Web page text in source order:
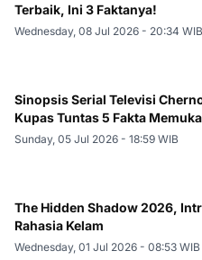
Terbaik, Ini 3 Faktanya!
Wednesday, 08 Jul 2026 - 20:34 WIB
Sinopsis Serial Televisi
Kupas Tuntas 5 Fakta
Sunday, 05 Jul 2026 - 18:59 WIB
The Hidden Shadow 2026,
Rahasia Kelam
Wednesday, 01 Jul 2026 - 08:53 WIB